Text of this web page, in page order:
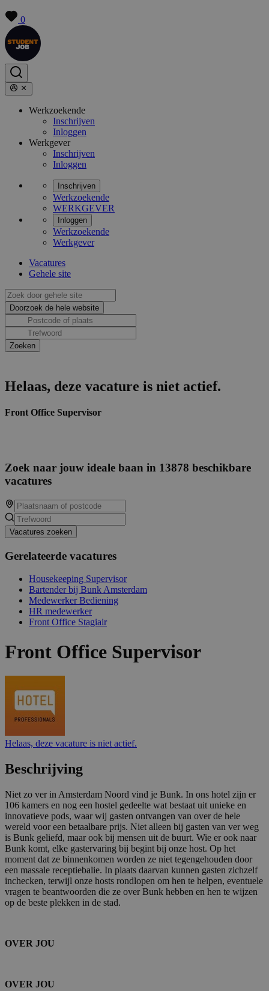
0
Werkzoekende
Inschrijven
Inloggen
Werkgever
Inschrijven
Inloggen
Inschrijven
Werkzoekende
WERKGEVER
Inloggen
Werkzoekende
Werkgever
Vacatures
Gehele site
Helaas, deze vacature is niet actief.
Front Office Supervisor
Zoek naar jouw ideale baan in 13878 beschikbare
vacatures
Vacatures zoeken
Gerelateerde vacatures
Housekeeping Supervisor
Bartender bij Bunk Amsterdam
Medewerker Bediening
HR medewerker
Front Office Stagiair
Front Office Supervisor
Helaas, deze vacature is niet actief.
Beschrijving
Niet zo ver in Amsterdam Noord vind je Bunk. In ons hotel zijn er
106 kamers en nog een hostel gedeelte wat bestaat uit unieke en
innovatieve pods, waar wij gasten ontvangen van over de hele
wereld voor een betaalbare prijs. Niet alleen bij gasten van ver weg
is Bunk geliefd, maar ook bij mensen uit de buurt. Wie er ook naar
Bunk komt, elke gastervaring bij begint bij onze host. Op het
moment dat ze binnenkomen worden ze niet tegengehouden door
een massale receptiebalie. In plaats daarvan kunnen gasten zichzelf
inchecken, terwijl onze hosts rondlopen om hen te helpen, eventuele
vragen te beantwoorden die ze over Bunk hebben en hen te wijzen
op de beste plekken in de stad.
OVER JOU
OVER JOU